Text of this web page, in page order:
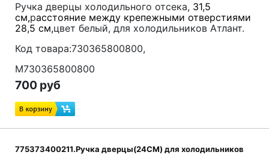
Ручка дверцы холодильного отсека, 31,5
см,расстояние между крепежными отверстиями
28,5 см,цвет белый, для холодильников Атлант.
Код товара:730365800800,
М730365800800
700 руб
775373400211.Ручка дверцы(24СМ) для холодильников